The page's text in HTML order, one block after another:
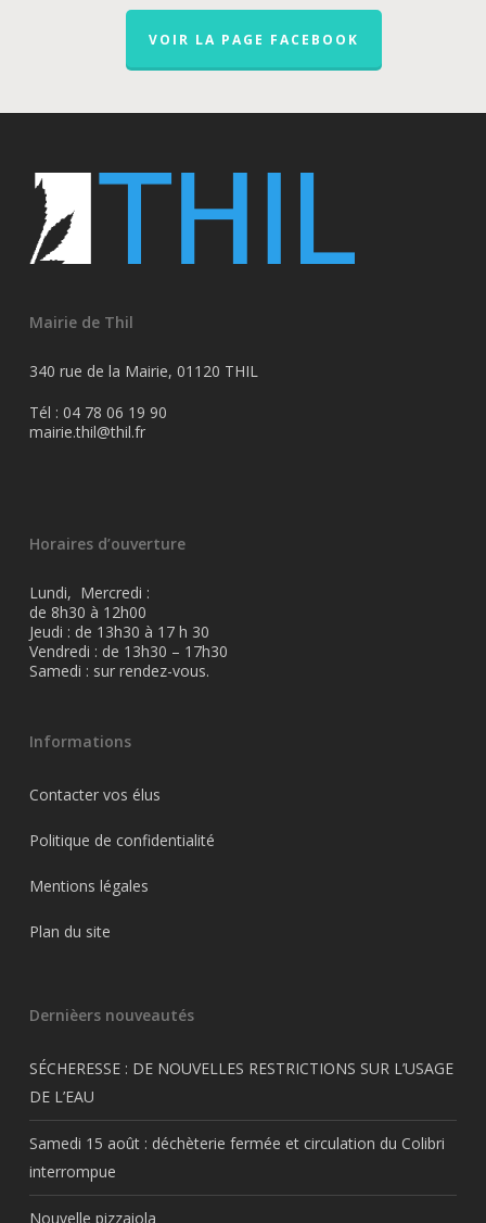
VOIR LA PAGE FACEBOOK
Mairie de Thil
340 rue de la Mairie, 01120 THIL
Tél : 04 78 06 19 90
mairie.thil@thil.fr
Horaires d’ouverture
Lundi, Mercredi :
de 8h30 à 12h00
Jeudi : de 13h30 à 17 h 30
Vendredi : de 13h30 – 17h30
Samedi : sur rendez-vous.
Informations
Contacter vos élus
Politique de confidentialité
Mentions légales
Plan du site
Dernièers nouveautés
SÉCHERESSE : DE NOUVELLES RESTRICTIONS SUR L’USAGE
DE L’EAU
Samedi 15 août : déchèterie fermée et circulation du Colibri
interrompue
Nouvelle pizzaiola